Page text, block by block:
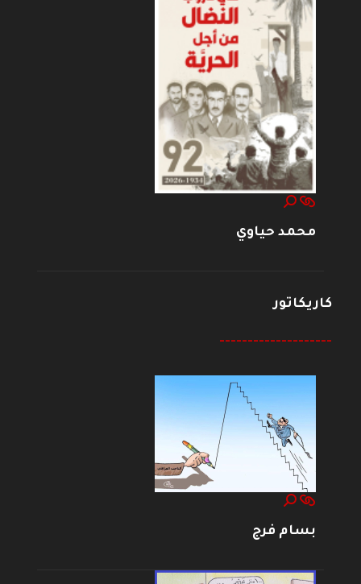
محمد حياوي
كاريكاتور
--------------------
بسام فرج